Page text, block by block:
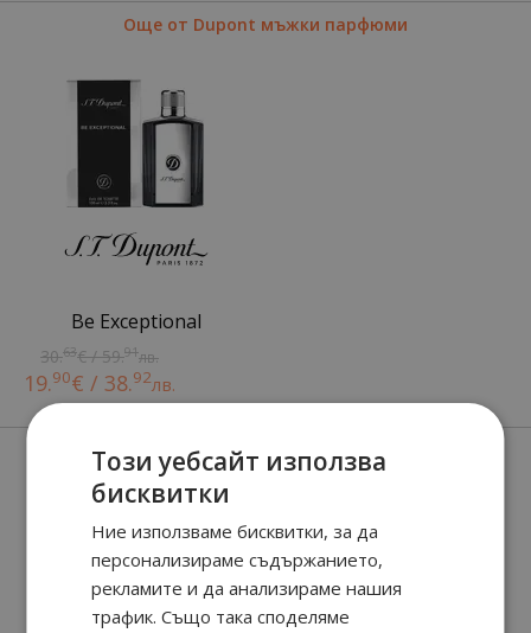
Още от Dupont мъжки парфюми
Be Exceptional
30.63€ / 59.91лв.
19.90€ / 38.92лв.
Нови парфюми
Този уебсайт използва
бисквитки
Ние използваме бисквитки, за да
персонализираме съдържанието,
рекламите и да анализираме нашия
трафик. Също така споделяме